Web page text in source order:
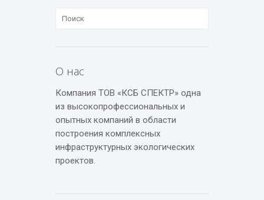
О нас
Компания ТОВ «КСБ СПЕКТР» одна
из высокопрофессиональных и
опытных компаний в области
построения комплексных
инфраструктурных экологических
проектов.